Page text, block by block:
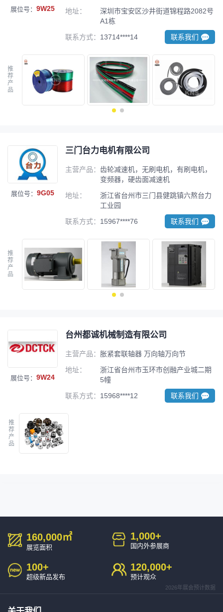
展位号：9W25
地址：
深圳市宝安区沙井街道锦程路2082号
A1栋
联系方式： 13714****14 联系我们
推
荐
产
品
展位号：9G05
三门台力电机有限公司
主营产品：齿轮减速机，无刷电机，有刷电机，
变频器，硬齿面减速机
地址：
浙江省台州市三门县健跳镇六熬台力
工业园
联系方式： 15967****76 联系我们
推
荐
产
品
展位号：9W24
台州都诚机械制造有限公司
主营产品： 胀紧套联轴器 万向轴万向节
地址：
浙江省台州市玉环市创融产业城二期
5幢
联系方式： 15968****12 联系我们
推
荐
产
品
160,000㎡
展览面积
1,000+
国内外参展商
100+
超级新品发布
120,000+
预计观众
2026年展会预计数据